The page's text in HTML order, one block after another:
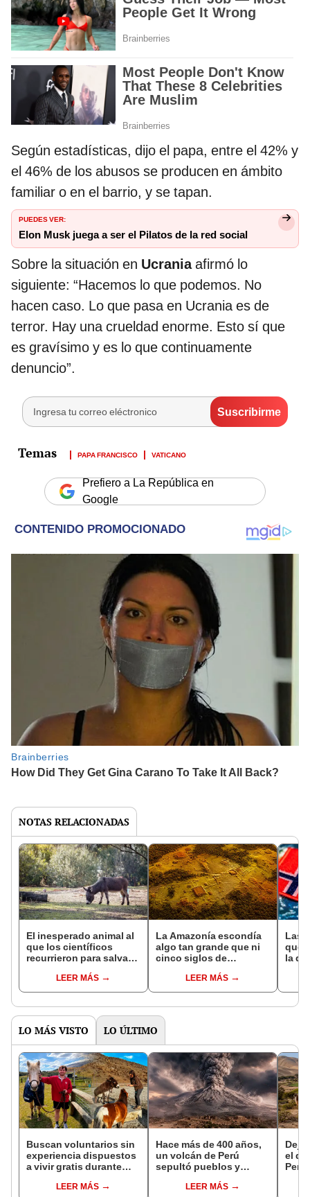
Según estadísticas, dijo el papa, entre el 42% y
el 46% de los abusos se producen en ámbito
familiar o en el barrio, y se tapan.
PUEDES VER:
Elon Musk juega a ser el Pilatos de la red social
Sobre la situación en Ucraniaafirmó lo
siguiente: “Hacemos lo que podemos. No
hacen caso. Lo que pasa en Ucrania es de
terror. Hay una crueldad enorme. Esto sí que
es gravísimo y es lo que continuamente
denuncio”.
PAPA FRANCISCO VATICANO
Prefiero a La República en
Google
NOTAS RELACIONADAS
El inesperado animal al
que los científicos
recurrieron para salvar
reintroducción de un
asno salvaje está
en un paisaje con más
LEER MÁS
La Amazonía escondía
algo tan grande que ni
cinco siglos de
encontrarlo: el hallazgo
podría cambiar todo lo
pasado
LEER MÁS
Las
que
la de
LO MÁS VISTO LO ÚLTIMO
Buscan voluntarios sin
experiencia dispuestos
a vivir gratis durante
cuidar caballos, burros
LEER MÁS
Hace más de 400 años,
un volcán de Perú
sepultó pueblos y
veranos más fríos de la
LEER MÁS
Dejó
el